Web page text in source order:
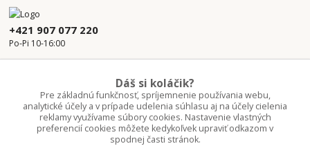
+421 907 077 220
Po-Pi 10-16:00
Dáš si koláčik?
Pre základnú funkčnosť, spríjemnenie používania webu,
analytické účely a v prípade udelenia súhlasu aj na účely cielenia
reklamy využívame súbory cookies. Nastavenie vlastných
preferencií cookies môžete kedykoľvek upraviť odkazom v
spodnej časti stránok.